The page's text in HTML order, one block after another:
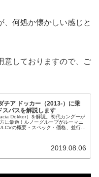
、何処か懐かしい感じと
意しておりますので、ご
チア ドッカー（2013-）に乗
スパスを解説します
Dokker）を解説。初代カングーが
に最適！ルノーグループがルーマニ
の概要・スペック・価格、並行輸
2019.08.06